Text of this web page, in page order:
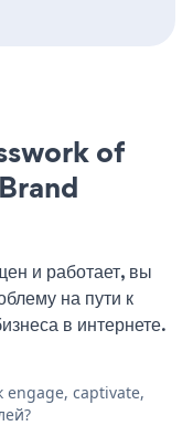
of
и работает, вы
на пути к
в интернете.
engage, captivate,